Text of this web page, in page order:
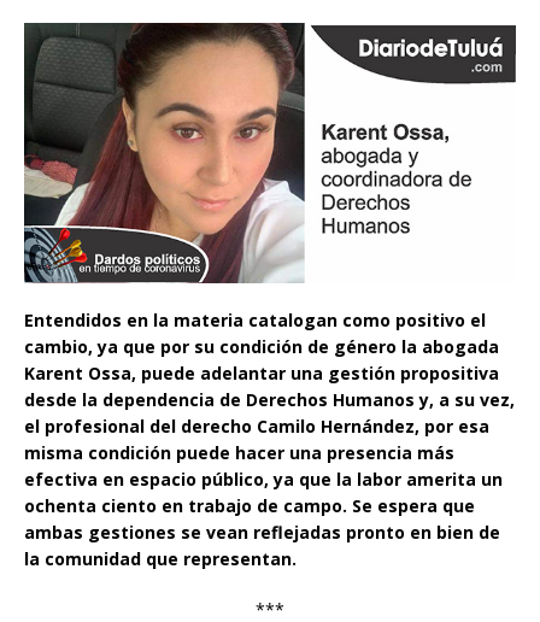
Entendidos en la materia catalogan como positivo el
cambio, ya que por su condición de género la abogada
Karent Ossa, puede adelantar una gestión propositiva
desde la dependencia de Derechos Humanos y, a su vez,
el profesional del derecho Camilo Hernández, por esa
misma condición puede hacer una presencia más
efectiva en espacio público, ya que la labor amerita un
ochenta ciento en trabajo de campo. Se espera que
ambas gestiones se vean reflejadas pronto en bien de
la comunidad que representan.
***